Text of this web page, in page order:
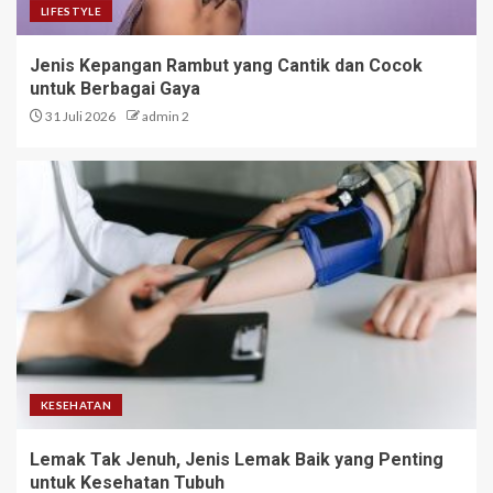
LIFESTYLE
Jenis Kepangan Rambut yang Cantik dan Cocok
untuk Berbagai Gaya
31 Juli 2026 admin 2
KESEHATAN
Lemak Tak Jenuh, Jenis Lemak Baik yang Penting
untuk Kesehatan Tubuh